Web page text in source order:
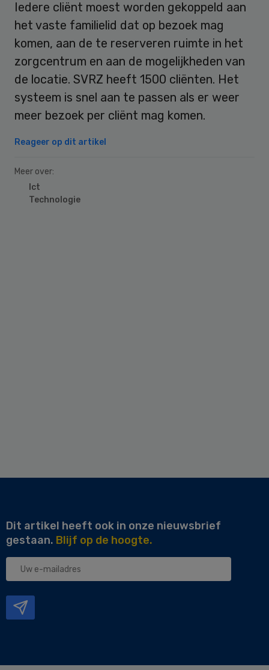
Iedere cliënt moest worden gekoppeld aan
het vaste familielid dat op bezoek mag
komen, aan de te reserveren ruimte in het
zorgcentrum en aan de mogelijkheden van
de locatie. SVRZ heeft 1500 cliënten. Het
systeem is snel aan te passen als er weer
meer bezoek per cliënt mag komen.
Reageer op dit artikel
Meer over:
Ict
Technologie
Dit artikel heeft ook in onze nieuwsbrief
gestaan. Blijf op de hoogte.
Uw